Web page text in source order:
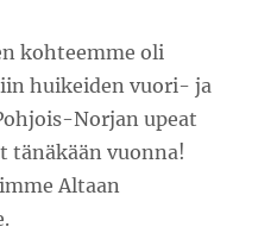
kohteemme oli
huikeiden vuori- ja
Norjan upeat
tänäkään vuonna!
Altaan